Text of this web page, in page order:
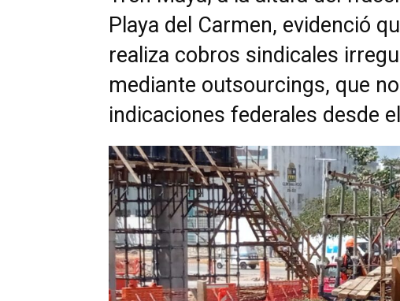
Playa del Carmen, evidenció
realiza cobros sindicales
mediante outsourcings, que
indicaciones federales desde